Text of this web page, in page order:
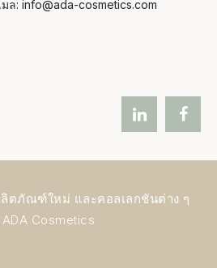
ล: info@ada-cosmetics.com
ตภัณฑ์ใหม่ และคอลเลกชันต่าง ๆ
Cosmetics